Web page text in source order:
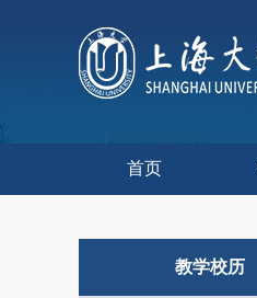
首页
教学校历